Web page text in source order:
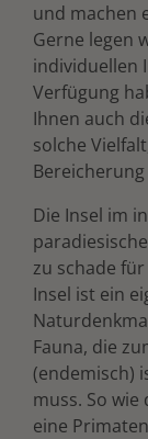
und machen
Gerne legen
individuellen
Verfügung
Ihnen auch
solche
Bereicherung
Die Insel im
zu schade
Insel ist ein
Fauna, die
(endemisch)
muss. So
eine